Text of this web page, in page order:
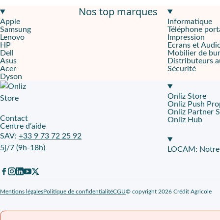
Un grand écran garantissant une excellente immersion visuelle
Sortie en 2023, la Galaxy Tab S9 FE+ Wifi gris anthracite
Des fonctionnalités pensées pour plus de productivité
Sous son châssis en aluminium gris, cette tablette embarque le
Autonomie prolongée, connectivité et robustesse
Afin de pousser toute cette puissance, la Galaxy Tab S9 FE+ est
Onliz, votre partenaire de leasing professionnel
Cette Galaxy Tab S9 FE+ Wifi Anthracite est mise enlocation
Nos top marques
Apple
Samsung
Lenovo
HP
Dell
Asus
Acer
Dyson
Informatique
Téléphone
Impression
Ecrans et
Mobilier de
Distributeurs
Sécurité
Contact
Centre d’aide
SAV: +33 9 73 72 25 92
5j/7 (9h-18h)
Onliz Store
Onliz Push
Onliz Partner
Onliz Hub
LOCAM:
Mentions légalesPolitique de confidentialitéCGU© copyright 2026 Crédit Agricole